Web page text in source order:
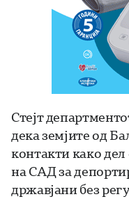
Стејт
дека земјите од
контакти како
на САД за
државјани без